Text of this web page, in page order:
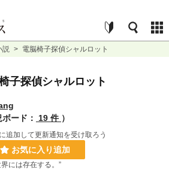
説 > 電脳椅子探偵シャルロット
子探偵シャルロット
ボード：
19 件 ）
追加して更新通知を受け取ろう
お気に入り追加
には存在する。”